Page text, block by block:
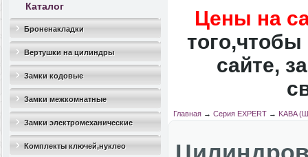
Каталог
Броненакладки
Вертушки на цилиндры
Замки кодовые
Замки межкомнатные
Замки электромеханические
Комплекты ключей,нуклео
Цены на
того,чтобы
сайте,
Главная→ Серия EXPERT→ KABA